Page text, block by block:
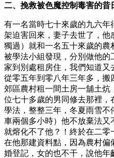
二、挽救被色魔控制毒害的昔
有一名當時七十來歲的九六
架迫害回來，妻子去世了，
獨過）就和一名五十來歲的農
被學法小組發現，分別做他
家到別處租房住，我們知道又
從零五年到零八年三年多，
郊區農村租一間土房一舖土
位七十多歲的男同修去那裡
學法，整整三年，冬夏雨雪
車兩個多小時）他不放棄法
就熔化不了他？！終於在二
在他那建資料點，因為農村
婚登記，女的也不干，說他年